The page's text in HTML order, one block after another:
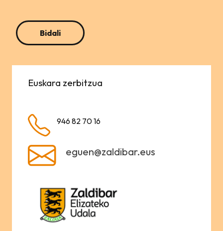
Euskara zerbitzua
946 82 70 16
eguen@zaldibar.eus